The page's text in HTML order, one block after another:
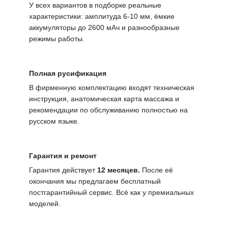
У всех вариантов в подборке реальные
характеристики: амплитуда 6-10 мм, ёмкие
аккумуляторы до 2600 мАч и разнообразные
режимы работы.
Полная русификация
В фирменную комплектацию входят техническая
инструкция, анатомическая карта массажа и
рекомендации по обслуживанию полностью на
русском языке.
Гарантия и ремонт
Гарантия действует 12 месяцев. После её
окончания мы предлагаем бесплатный
постгарантийный сервис. Всё как у премиальных
моделей.